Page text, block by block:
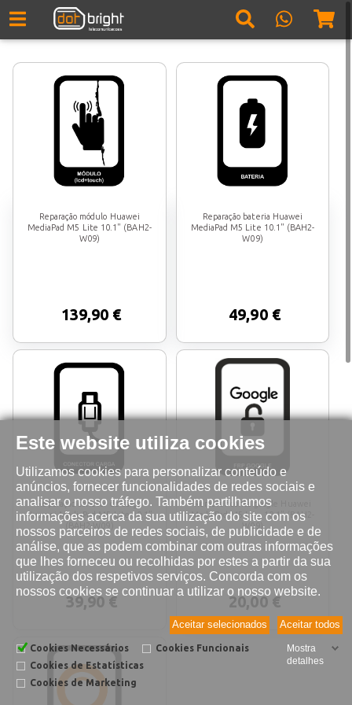
Este website utiliza cookies
Utilizamos cookies para personalizar conteúdo e
anúncios, fornecer funcionalidades de redes sociais e
analisar o nosso tráfego. Também partilhamos
informações acerca da sua utilização do site com os
nossos parceiros de redes sociais, de publicidade e de
análise, que as podem combinar com outras informações
que lhes forneceu ou recolhidas por estes a partir da sua
utilização dos respetivos serviços. Concorda com os
nossos cookies se continuar a utilizar o nosso website.
Aceitar todos
Aceitar selecionados
Cookies Necessários
Cookies Funcionais
Cookies de Estatísticas
Cookies de Marketing
Mostra
detalhes
Reparação módulo Huawei
MediaPad M5 Lite 10.1" (BAH2-
W09)
139,90 €
Reparação bateria Huawei
MediaPad M5 Lite 10.1" (BAH2-
W09)
49,90 €
Reparação conetor de carga
Huawei MediaPad M5 Lite 10.1"
(BAH2-W09)
39,90 €
Remover conta google Huawei
MediaPad M5 Lite 10.1" (BAH2-
W09)
20,00 €